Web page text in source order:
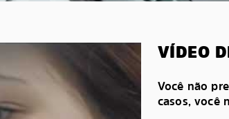
VÍDEO
Você não
casos, você